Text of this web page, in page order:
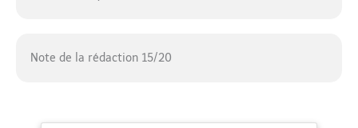
Note de la rédaction 15/20